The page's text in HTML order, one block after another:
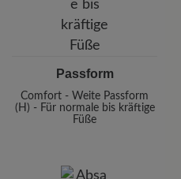
Passform
Comfort - Weite Passform
(H) - Für normale bis kräftige
Füße